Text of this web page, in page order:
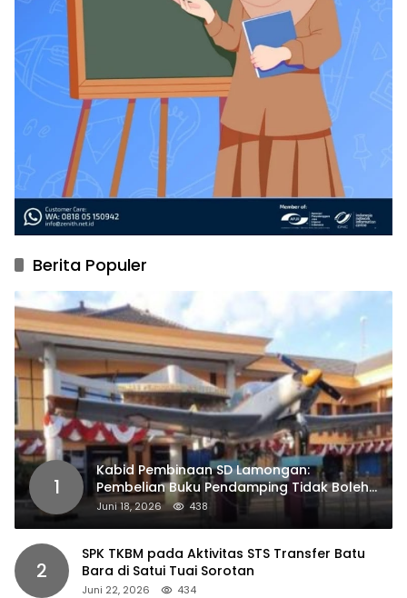
Berita Populer
1
Kabid Pembinaan SD Lamongan:
Pembelian Buku Pendamping Tidak Boleh
Dipaksakan
Juni 18, 2026 438
2
SPK TKBM pada Aktivitas STS Transfer Batu
Bara di Satui Tuai Sorotan
Juni 22, 2026 434